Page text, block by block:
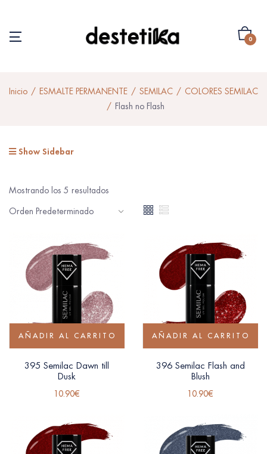
0
Inicio ESMALTE PERMANENTE SEMILAC
COLORES SEMILAC
Flash no Flash
Show Sidebar
Mostrando los 5 resultados
AÑADIR AL CARRITO
395 Semilac Dawn till
Dusk
10.90€
AÑADIR AL CARRITO
396 Semilac Flash and
Blush
10.90€